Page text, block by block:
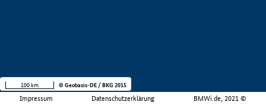
Impressum Datenschutzerklärung BMWi.de, 2021 ©
100 km © Geobasis-DE / BKG 2015